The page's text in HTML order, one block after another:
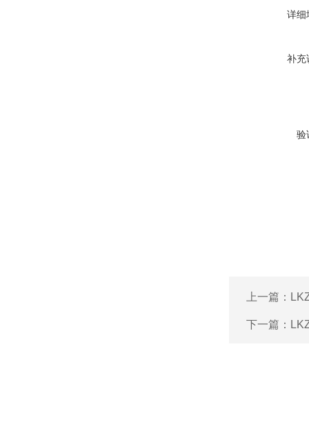
详细
补充
验
上一篇：
下一篇：